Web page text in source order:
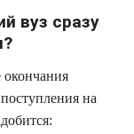
вуз сразу
окончания
на